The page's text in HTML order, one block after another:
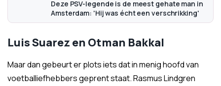
Deze PSV-legende is de meest gehate man in
Amsterdam: 'Hij was écht een verschrikking'
Luis Suarez en Otman Bakkal
Maar dan gebeurt er plots iets dat in menig hoofd van
voetballiefhebbers geprent staat. Rasmus Lindgren